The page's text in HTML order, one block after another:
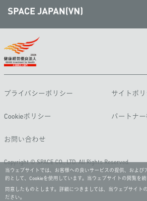
プライバシーポリシー サイトポ
Cookieポリシー パートナ
お問い合わせ
Copyright © SPACE CO., LTD. All Rights Reserved.
当ウェブサイトでは、お客様への良いサービスの提供、および
的として、Cookieを使用しています。当ウェブサイトの閲覧を
同意したものとします。詳細につきましては、当ウェブサイトの
ださい。